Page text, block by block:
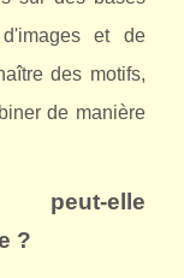
et de
des motifs,
de manière
peut-elle
?